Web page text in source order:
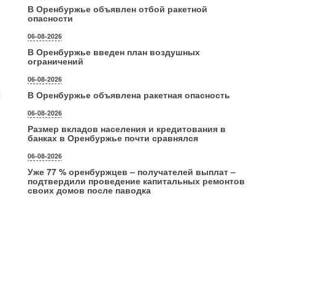
В Оренбуржье объявлен отбой ракетной
опасности
06-08-2026
В Оренбуржье введен план воздушных
ограничений
06-08-2026
В Оренбуржье объявлена ракетная опасность
06-08-2026
Размер вкладов населения и кредитования в
банках в Оренбуржье почти сравнялся
06-08-2026
Уже 77 % оренбуржцев – получателей выплат –
подтвердили проведение капитальных ремонтов
своих домов после паводка